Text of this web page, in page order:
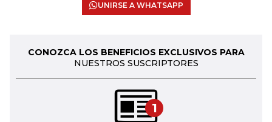
UNIRSE A WHATSAPP
CONOZCA LOS BENEFICIOS EXCLUSIVOS PARA
NUESTROS SUSCRIPTORES
1